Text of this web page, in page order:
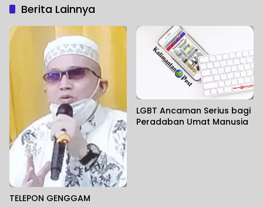
Berita Lainnya
TELEPON GENGGAM
LGBT Ancaman Serius bagi
Peradaban Umat Manusia